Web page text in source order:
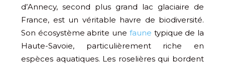
d’Annecy, second plus grand lac glaciaire de
France, est un véritable havre de biodiversité.
Son écosystème abrite une faune typique de la
Haute-Savoie, particulièrement riche en
espèces aquatiques. Les roselières qui bordent